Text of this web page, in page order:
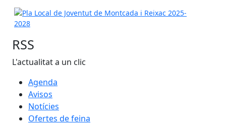
RSS
L'actualitat a un clic
Agenda
Avisos
Notícies
Ofertes de feina